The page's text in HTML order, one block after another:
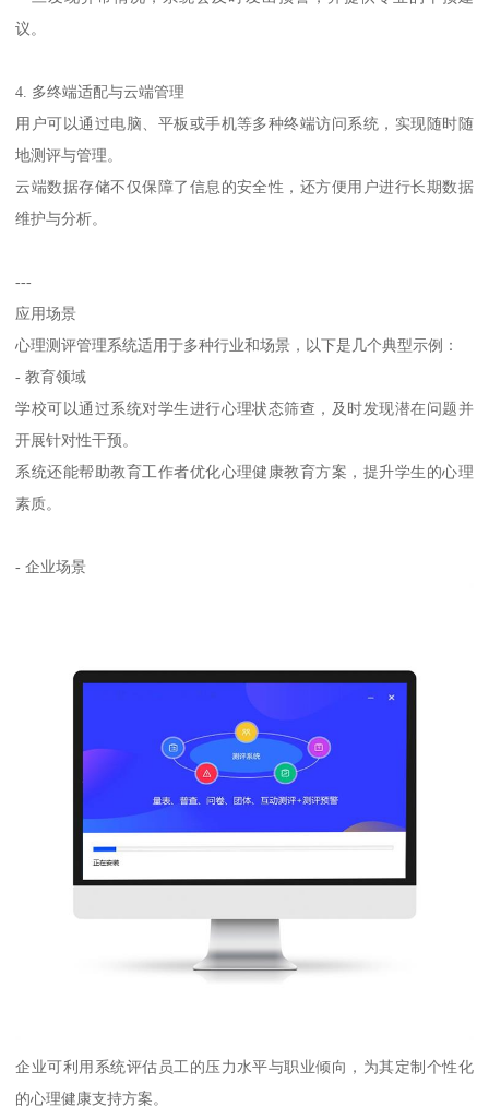
议。
4. 多终端适配与云端管理
用户可以通过电脑、平板或手机等多种终端访问系统，实现随时随
地测评与管理。
云端数据存储不仅保障了信息的安全性，还方便用户进行长期数据
维护与分析。
---
应用场景
心理测评管理系统适用于多种行业和场景，以下是几个典型示例：
- 教育领域
学校可以通过系统对学生进行心理状态筛查，及时发现潜在问题并
开展针对性干预。
系统还能帮助教育工作者优化心理健康教育方案，提升学生的心理
素质。
- 企业场景
企业可利用系统评估员工的压力水平与职业倾向，为其定制个性化
的心理健康支持方案。